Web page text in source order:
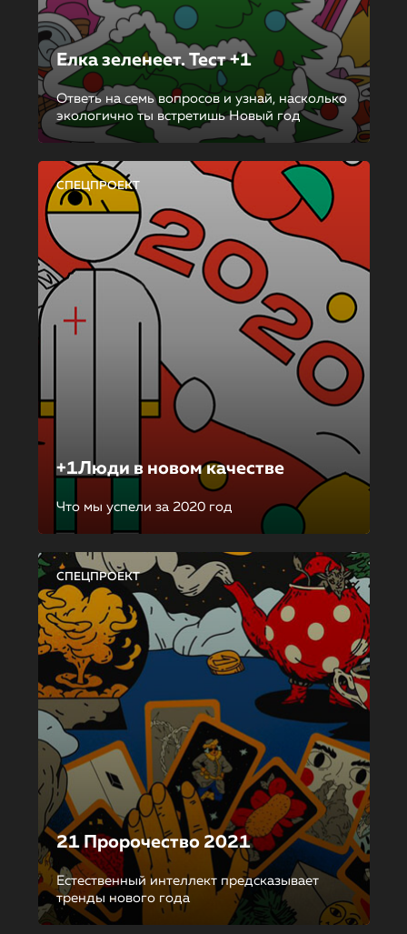
Елка зеленеет. Тест +1
Ответь на семь вопросов и узнай, насколько
экологично ты встретишь Новый год
СПЕЦПРОЕКТ
+1Люди в новом качестве
Что мы успели за 2020 год
СПЕЦПРОЕКТ
21 Пророчество 2021
Естественный интеллект предсказывает
тренды нового года